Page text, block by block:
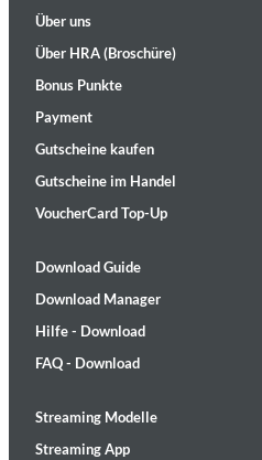
Über uns
Über HRA (Broschüre)
Bonus Punkte
Payment
Gutscheine kaufen
Gutscheine im Handel
VoucherCard Top-Up
Download Guide
Download Manager
Hilfe - Download
FAQ - Download
Streaming Modelle
Streaming App